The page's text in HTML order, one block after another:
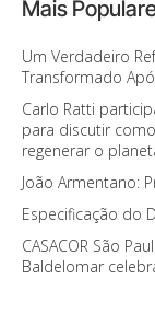
Mais
Um Verdadeiro
Transformado
Carlo Ratti
para discutir
regenerar o
João Armentano:
Especificação do
CASACOR São
Baldelomar